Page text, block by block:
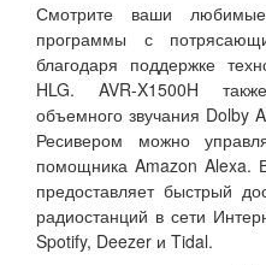
Смотрите ваши
программы с
благодаря поддержке
HLG. AVR-X1500H
объемного звучания Dolby
Ресивером можно
помощника Amazon Alexa.
предоставляет быстрый
радиостанций в сети
Spotify, Deezer и Tidal.